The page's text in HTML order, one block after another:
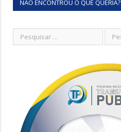
NÃO ENCONTROU O QUE QUERIA?